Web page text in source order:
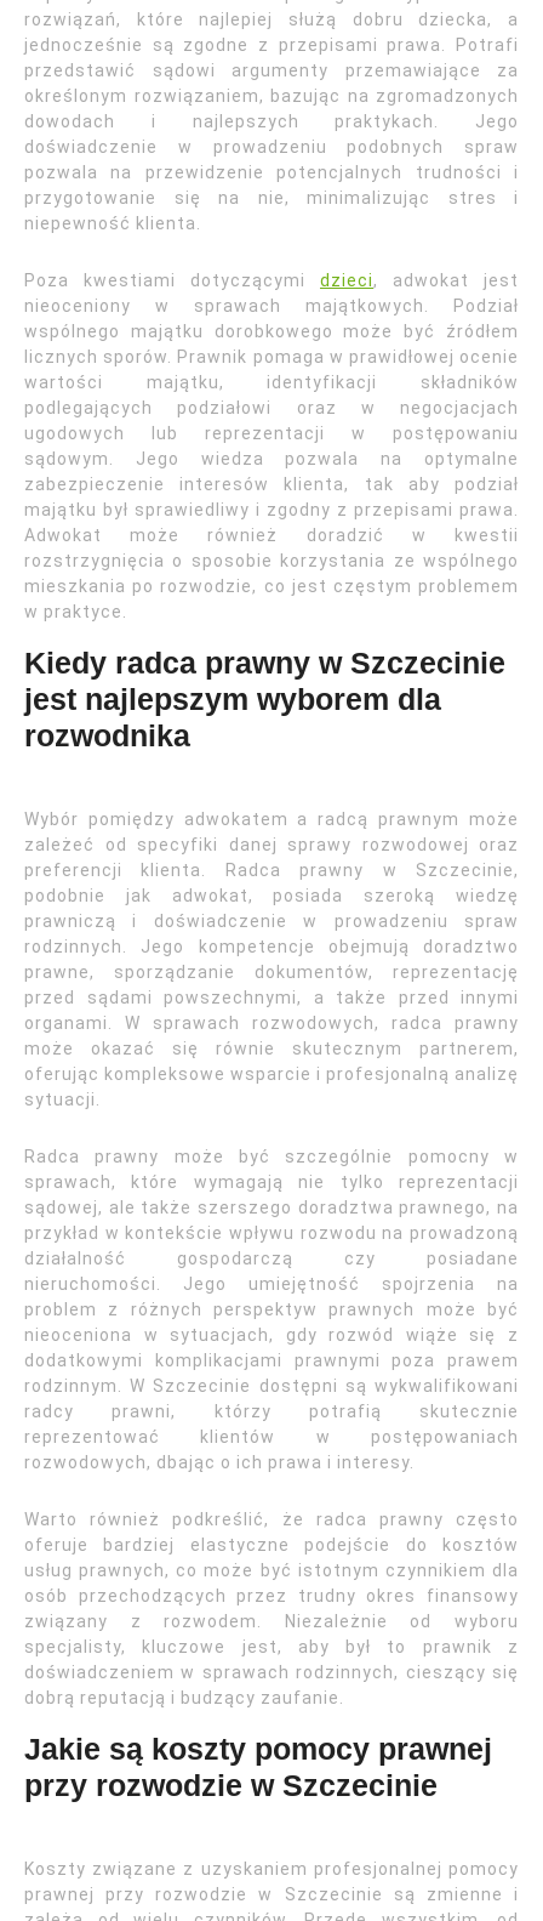
rozwiązań, które najlepiej służą dobru dziecka, a
jednocześnie są zgodne z przepisami prawa. Potrafi
przedstawić sądowi argumenty przemawiające za
określonym rozwiązaniem, bazując na zgromadzonych
dowodach i najlepszych praktykach. Jego
doświadczenie w prowadzeniu podobnych spraw
pozwala na przewidzenie potencjalnych trudności i
przygotowanie się na nie, minimalizując stres i
niepewność klienta.
Poza kwestiami dotyczącymi dzieci, adwokat jest
nieoceniony w sprawach majątkowych. Podział
wspólnego majątku dorobkowego może być źródłem
licznych sporów. Prawnik pomaga w prawidłowej ocenie
wartości majątku, identyfikacji składników
podlegających podziałowi oraz w negocjacjach
ugodowych lub reprezentacji w postępowaniu
sądowym. Jego wiedza pozwala na optymalne
zabezpieczenie interesów klienta, tak aby podział
majątku był sprawiedliwy i zgodny z przepisami prawa.
Adwokat może również doradzić w kwestii
rozstrzygnięcia o sposobie korzystania ze wspólnego
mieszkania po rozwodzie, co jest częstym problemem
w praktyce.
Kiedy radca prawny w Szczecinie
jest najlepszym wyborem dla
rozwodnika
Wybór pomiędzy adwokatem a radcą prawnym może
zależeć od specyfiki danej sprawy rozwodowej oraz
preferencji klienta. Radca prawny w Szczecinie,
podobnie jak adwokat, posiada szeroką wiedzę
prawniczą i doświadczenie w prowadzeniu spraw
rodzinnych. Jego kompetencje obejmują doradztwo
prawne, sporządzanie dokumentów, reprezentację
przed sądami powszechnymi, a także przed innymi
organami. W sprawach rozwodowych, radca prawny
może okazać się równie skutecznym partnerem,
oferując kompleksowe wsparcie i profesjonalną analizę
sytuacji.
Radca prawny może być szczególnie pomocny w
sprawach, które wymagają nie tylko reprezentacji
sądowej, ale także szerszego doradztwa prawnego, na
przykład w kontekście wpływu rozwodu na prowadzoną
działalność gospodarczą czy posiadane
nieruchomości. Jego umiejętność spojrzenia na
problem z różnych perspektyw prawnych może być
nieoceniona w sytuacjach, gdy rozwód wiąże się z
dodatkowymi komplikacjami prawnymi poza prawem
rodzinnym. W Szczecinie dostępni są wykwalifikowani
radcy prawni, którzy potrafią skutecznie
reprezentować klientów w postępowaniach
rozwodowych, dbając o ich prawa i interesy.
Warto również podkreślić, że radca prawny często
oferuje bardziej elastyczne podejście do kosztów
usług prawnych, co może być istotnym czynnikiem dla
osób przechodzących przez trudny okres finansowy
związany z rozwodem. Niezależnie od wyboru
specjalisty, kluczowe jest, aby był to prawnik z
doświadczeniem w sprawach rodzinnych, cieszący się
dobrą reputacją i budzący zaufanie.
Jakie są koszty pomocy prawnej
przy rozwodzie w Szczecinie
Koszty związane z uzyskaniem profesjonalnej pomocy
prawnej przy rozwodzie w Szczecinie są zmienne i